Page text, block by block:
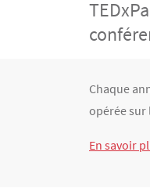
Texte
Chaque
opérée sur
En savoir